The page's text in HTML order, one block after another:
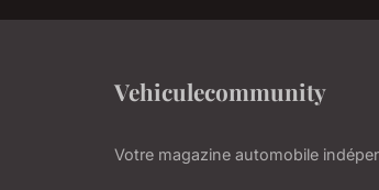
Vehiculecommunity
Votre magazine automobile